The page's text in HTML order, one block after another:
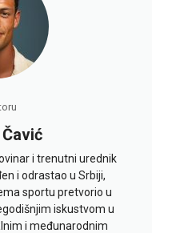
i trenutni urednik
i odrastao u Srbiji,
sportu pretvorio u
iskustvom u
i međunarodnim